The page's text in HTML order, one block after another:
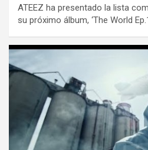
ATEEZ ha presentado la lista
su próximo álbum, ‘The World